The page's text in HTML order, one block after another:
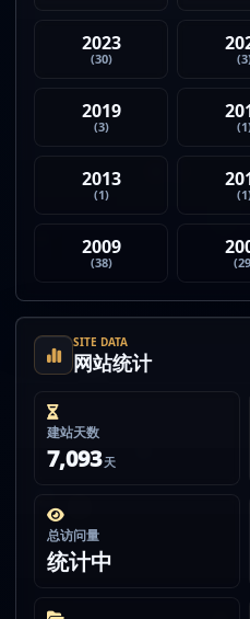
2023
(30)
2019
(3)
2013
(1)
2009
(38)
SITE DATA
网站统计
建站天数
7,093 天
总访问量
统计中